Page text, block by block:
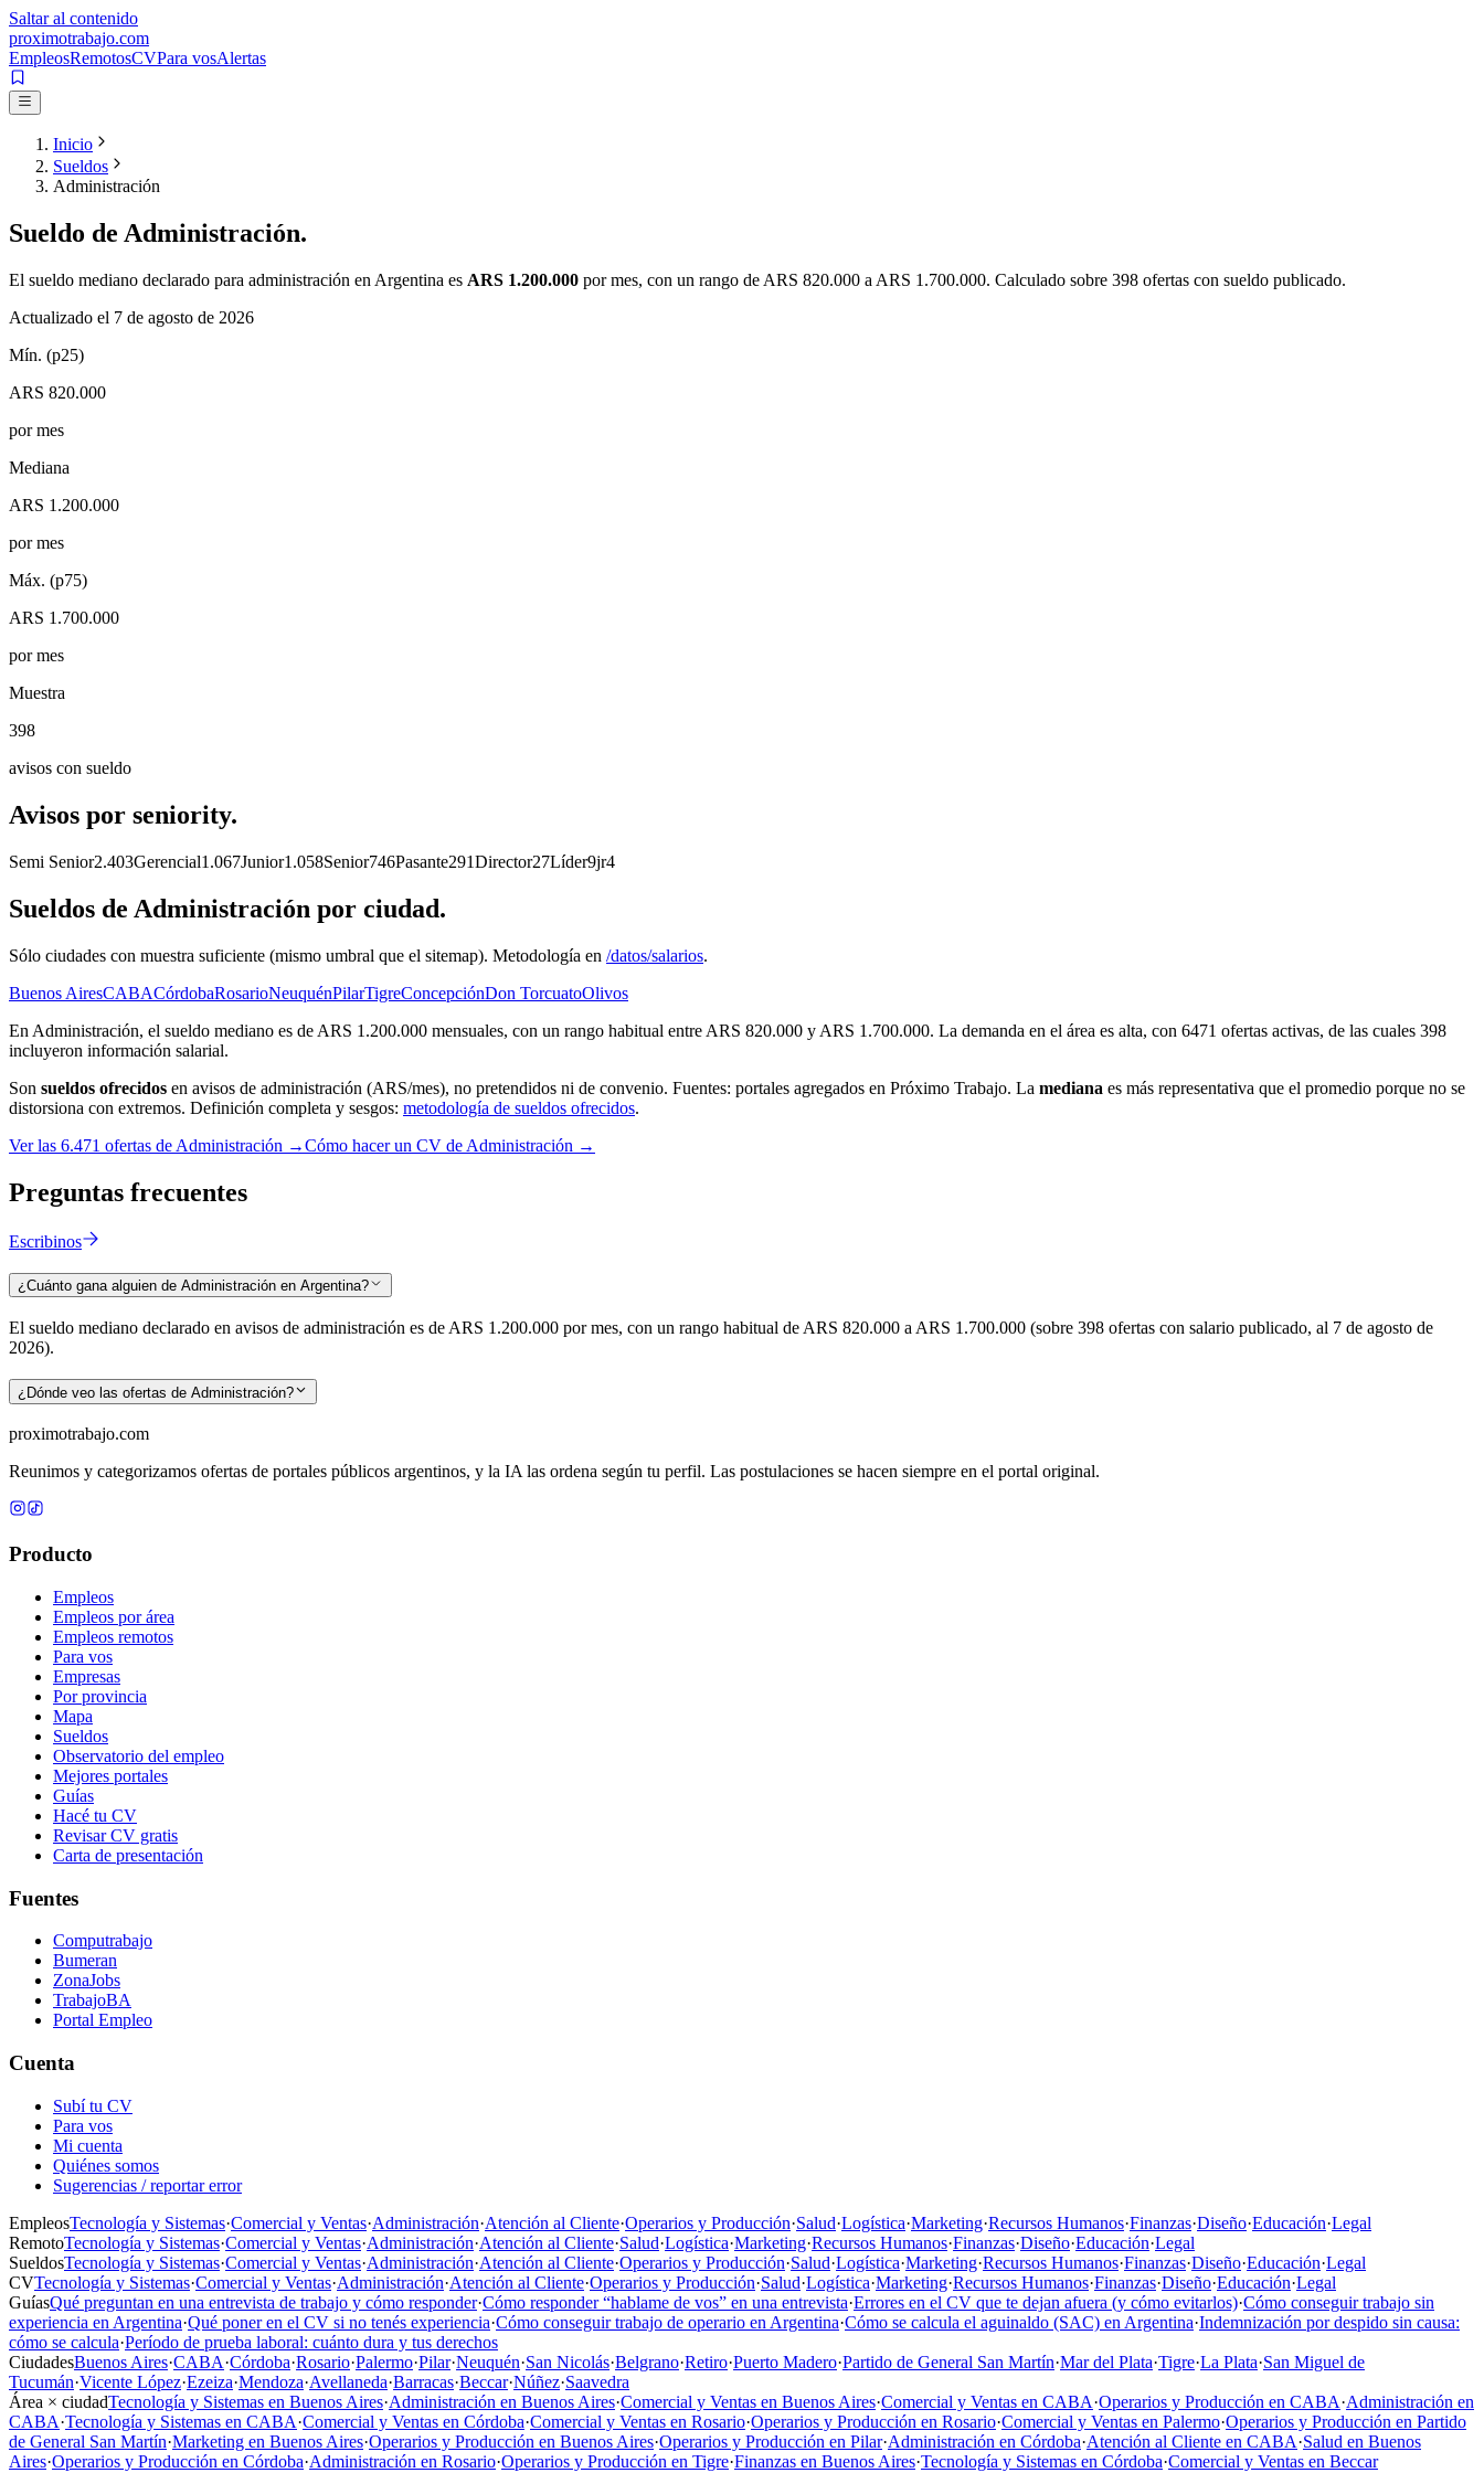
Saltar al contenido
proximotrabajo.com
EmpleosRemotosCVPara vosAlertas
Inicio
Sueldos
Administración
Sueldo de Administración.
El sueldo mediano declarado para administración en Argentina es ARS 1.200.000 por mes, con un rango de ARS 820.000 a ARS 1.700.000. Calculado sobre 398 ofertas con sueldo publicado.
Actualizado el 7 de agosto de 2026
Mín. (p25)
ARS 820.000
por mes
Mediana
ARS 1.200.000
por mes
Máx. (p75)
ARS 1.700.000
por mes
Muestra
398
avisos con sueldo
Avisos por seniority.
Semi Senior2.403Gerencial1.067Junior1.058Senior746Pasante291Director27Líder9jr4
Sueldos de Administración por ciudad.
Sólo ciudades con muestra suficiente (mismo umbral que el sitemap). Metodología en /datos/salarios.
Buenos AiresCABACórdobaRosarioNeuquénPilarTigreConcepciónDon TorcuatoOlivos
En Administración, el sueldo mediano es de ARS 1.200.000 mensuales, con un rango habitual entre ARS 820.000 y ARS 1.700.000. La demanda en el área es alta, con 6471 ofertas activas, de las cuales 398
incluyeron información salarial.
Son sueldos ofrecidos en avisos de administración (ARS/mes), no pretendidos ni de convenio. Fuentes: portales agregados en Próximo Trabajo. La mediana es más representativa que el promedio porque no se
distorsiona con extremos. Definición completa y sesgos: metodología de sueldos ofrecidos.
Ver las 6.471 ofertas de Administración →Cómo hacer un CV de Administración →
Preguntas frecuentes
Escribinos
¿Cuánto gana alguien de Administración en Argentina?
El sueldo mediano declarado en avisos de administración es de ARS 1.200.000 por mes, con un rango habitual de ARS 820.000 a ARS 1.700.000 (sobre 398 ofertas con salario publicado, al 7 de agosto de
2026).
¿Dónde veo las ofertas de Administración?
proximotrabajo.com
Reunimos y categorizamos ofertas de portales públicos argentinos, y la IA las ordena según tu perfil. Las postulaciones se hacen siempre en el portal original.
Producto
Empleos
Empleos por área
Empleos remotos
Para vos
Empresas
Por provincia
Mapa
Sueldos
Observatorio del empleo
Mejores portales
Guías
Hacé tu CV
Revisar CV gratis
Carta de presentación
Fuentes
Computrabajo
Bumeran
ZonaJobs
TrabajoBA
Portal Empleo
Cuenta
Subí tu CV
Para vos
Mi cuenta
Quiénes somos
Sugerencias / reportar error
EmpleosTecnología y Sistemas·Comercial y Ventas·Administración·Atención al Cliente·Operarios y Producción·Salud·Logística·Marketing·Recursos Humanos·Finanzas·Diseño·Educación·Legal
RemotoTecnología y Sistemas·Comercial y Ventas·Administración·Atención al Cliente·Salud·Logística·Marketing·Recursos Humanos·Finanzas·Diseño·Educación·Legal
SueldosTecnología y Sistemas·Comercial y Ventas·Administración·Atención al Cliente·Operarios y Producción·Salud·Logística·Marketing·Recursos Humanos·Finanzas·Diseño·Educación·Legal
CVTecnología y Sistemas·Comercial y Ventas·Administración·Atención al Cliente·Operarios y Producción·Salud·Logística·Marketing·Recursos Humanos·Finanzas·Diseño·Educación·Legal
GuíasQué preguntan en una entrevista de trabajo y cómo responder·Cómo responder “hablame de vos” en una entrevista·Errores en el CV que te dejan afuera (y cómo evitarlos)·Cómo conseguir trabajo sin
experiencia en Argentina·Qué poner en el CV si no tenés experiencia·Cómo conseguir trabajo de operario en Argentina·Cómo se calcula el aguinaldo (SAC) en Argentina·Indemnización por despido sin causa:
cómo se calcula·Período de prueba laboral: cuánto dura y tus derechos
CiudadesBuenos Aires·CABA·Córdoba·Rosario·Palermo·Pilar·Neuquén·San Nicolás·Belgrano·Retiro·Puerto Madero·Partido de General San Martín·Mar del Plata·Tigre·La Plata·San Miguel de
Tucumán·Vicente López·Ezeiza·Mendoza·Avellaneda·Barracas·Beccar·Núñez·Saavedra
Área × ciudadTecnología y Sistemas en Buenos Aires·Administración en Buenos Aires·Comercial y Ventas en Buenos Aires·Comercial y Ventas en CABA·Operarios y Producción en CABA·Administración en
CABA·Tecnología y Sistemas en CABA·Comercial y Ventas en Córdoba·Comercial y Ventas en Rosario·Operarios y Producción en Rosario·Comercial y Ventas en Palermo·Operarios y Producción en Partido
de General San Martín·Marketing en Buenos Aires·Operarios y Producción en Buenos Aires·Operarios y Producción en Pilar·Administración en Córdoba·Atención al Cliente en CABA·Salud en Buenos
Aires·Operarios y Producción en Córdoba·Administración en Rosario·Operarios y Producción en Tigre·Finanzas en Buenos Aires·Tecnología y Sistemas en Córdoba·Comercial y Ventas en Beccar